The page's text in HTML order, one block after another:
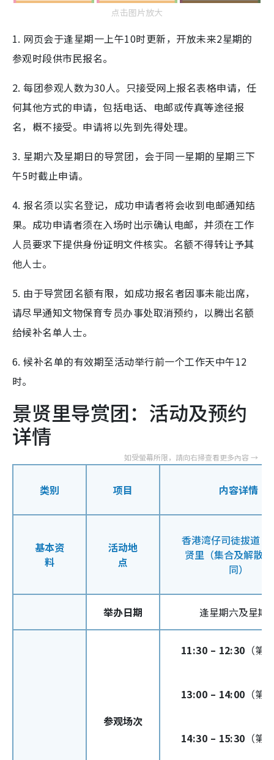
点击图片放大
1. 网页会于逢星期一上午10时更新，开放未来2星期的
参观时段供市民报名。
2. 每团参观人数为30人。只接受网上报名表格申请，任
何其他方式的申请，包括电话、电邮或传真等途径报
名，概不接受。申请将以先到先得处理。
3. 星期六及星期日的导赏团，会于同一星期的星期三下
午5时截止申请。
4. 报名须以实名登记，成功申请者将会收到电邮通知结
果。成功申请者须在入场时出示确认电邮，并须在工作
人员要求下提供身份证明文件核实。名额不得转让予其
他人士。
5. 由于导赏团名额有限，如成功报名者因事未能出席，
请尽早通知文物保育专员办事处取消预约，以腾出名额
给候补名单人士。
6. 候补名单的有效期至活动举行前一个工作天中午12
时。
景贤里导赏团：活动及预约
详情
类别 项目 内容详情
基本资
料
活动地
点
香港湾仔司徒拔道
贤里（集合及解散
同）
举办日期 逢星期六及星期
参观场次
11:30 – 12:30 （第
13:00 – 14:00 （第
14:30 – 15:30 （第